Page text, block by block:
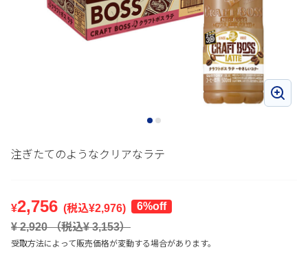
注ぎたてのようなクリアなラテ
¥2,756 (税込¥2,976)
6%off
¥ 2,920（税込¥3,153）
受取方法によって販売価格が変動する場合があります。